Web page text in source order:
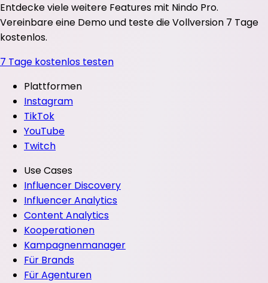
Entdecke viele weitere Features mit Nindo Pro.
Vereinbare eine Demo und teste die Vollversion 7 Tage
kostenlos.
7 Tage kostenlos testen
Plattformen
Instagram
TikTok
YouTube
Twitch
Use Cases
Influencer Discovery
Influencer Analytics
Content Analytics
Kooperationen
Kampagnenmanager
Für Brands
Für Agenturen